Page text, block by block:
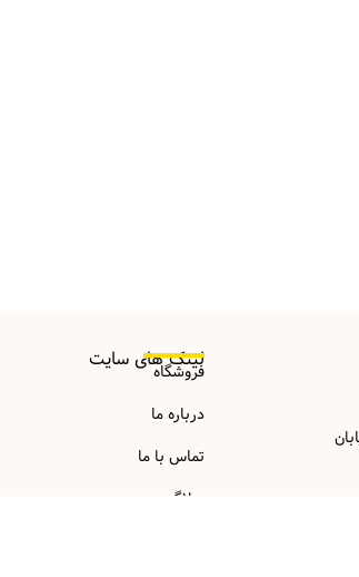
لینک های سایت
فروشگاه
درباره ما
تماس با ما
وبلاگ